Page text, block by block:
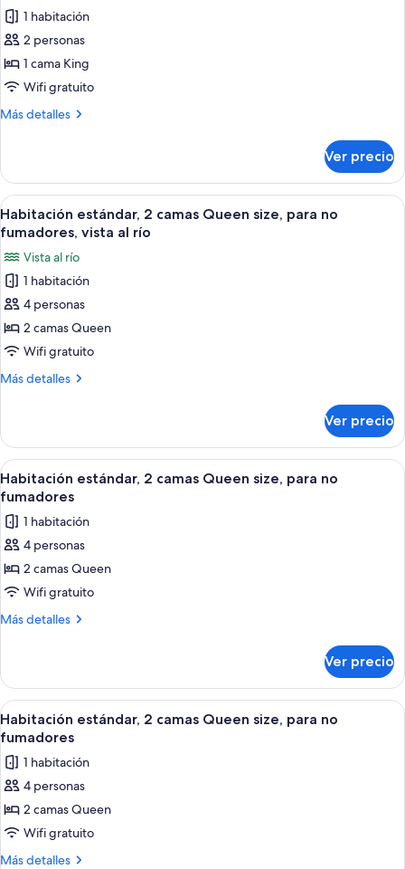
fumadores
las
fotos
de
Habitación
estándar,
King
size,
para
no
fumadores
1 habitación
2 personas
1 cama King
Wifi gratuito
Más detalles
Más
estándar,
cama
King
para
no
fumadores
Ver precio
Abrir
todas
fotos
de
Habitación
estándar,
2
camas
para
no
fumadores,
vista
al
río
Habitación de hotel con dos camas,
5
Habitación estándar, 2 camas Queen size, para no
fumadores, vista al río
Vista al río
1 habitación
4 personas
2 camas Queen
Wifi gratuito
Más detalles
Más
estándar,
camas
Queen
para
no
fumadores,
vista
al
Ver precio
Abrir
todas
las
fotos
de
Habitación
estándar,
2
size,
para
no
fumadores
Habitación de hotel con dos camas,
5
Habitación estándar, 2 camas Queen size, para no
fumadores
1 habitación
4 personas
2 camas Queen
Wifi gratuito
Más detalles
Más
estándar,
camas
Queen
para
no
fumadores
Ver precio
Abrir
todas
las
fotos
de
Habitación
estándar,
2
Habitación de hotel con dos camas,
4
Habitación estándar, 2 camas Queen size, para no
fumadores
1 habitación
4 personas
2 camas Queen
Wifi gratuito
Más detalles
Más